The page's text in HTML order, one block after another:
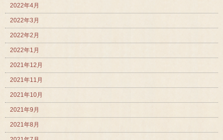
2022年4月
2022年3月
2022年2月
2022年1月
2021年12月
2021年11月
2021年10月
2021年9月
2021年8月